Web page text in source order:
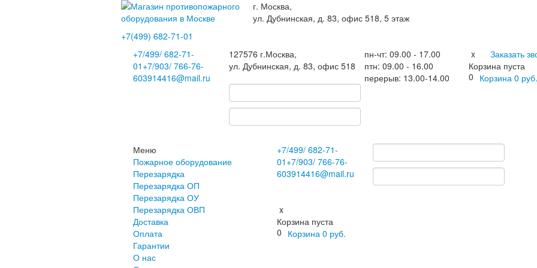
г. Москва,
ул. Дубнинская, д. 83, офис 518, 5 этаж
+7(499) 682-71-01
+7/499/ 682-71-
01 +7/903/ 766-76-
603914416@mail.ru
127576 г.Москва,
ул. Дубнинская, д. 83, офис 518
пн-чт: 09.00 - 17.00
птн: 09.00 - 16.00
перерыв: 13.00-14.00
Заказать
x
Корзина пуста
0 Корзина 0 руб.
Меню
Пожарное оборудование
Перезарядка
Перезарядка ОП
Перезарядка ОУ
Перезарядка ОВП
Доставка
Оплата
Гарантии
О нас
+7/499/ 682-71-
01 +7/903/ 766-76-
603914416@mail.ru
x
Корзина пуста
0 Корзина 0 руб.